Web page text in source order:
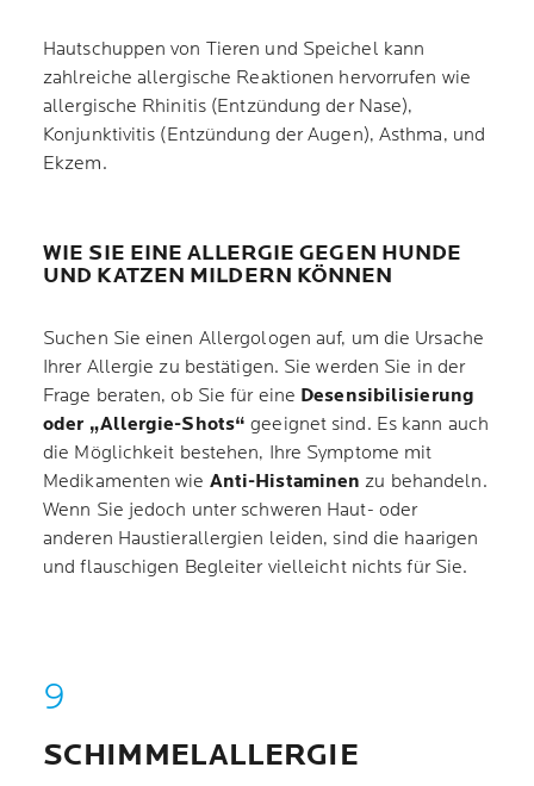
Hautschuppen von Tieren und Speichel kann
zahlreiche allergische Reaktionen hervorrufen wie
allergische Rhinitis (Entzündung der Nase),
Konjunktivitis (Entzündung der Augen), Asthma, und
Ekzem.
WIE SIE EINE ALLERGIE GEGEN HUNDE
UND KATZEN MILDERN KÖNNEN
Suchen Sie einen Allergologen auf, um die Ursache
Ihrer Allergie zu bestätigen. Sie werden Sie in der
Frage beraten, ob Sie für eine Desensibilisierung
oder „Allergie-Shots“ geeignet sind. Es kann auch
die Möglichkeit bestehen, Ihre Symptome mit
Medikamenten wie Anti-Histaminen zu behandeln.
Wenn Sie jedoch unter schweren Haut- oder
anderen Haustierallergien leiden, sind die haarigen
und flauschigen Begleiter vielleicht nichts für Sie.
SCHIMMELALLERGIE